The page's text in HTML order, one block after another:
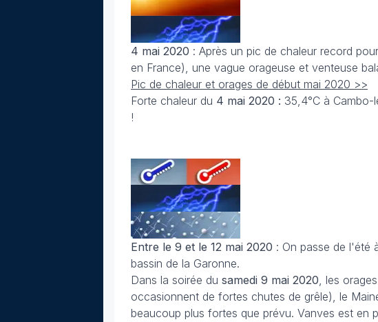
4 mai 2020 : Après un pic de chaleur record
en France), une vague orageuse et venteuse
Pic de chaleur et orages de début mai 2020 >>
Forte chaleur du 4 mai 2020 : 35,4°C à
!
Entre le 9 et le 12 mai 2020 : On passe de l'été
bassin de la Garonne.
Dans la soirée du samedi 9 mai 2020, les
occasionnent de fortes chutes de grêle), le
beaucoup plus fortes que prévu. Vanves est en